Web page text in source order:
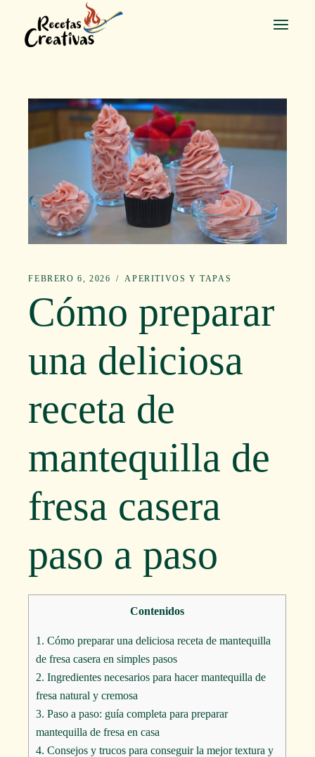
contenido
FEBRERO 6, 2026 APERITIVOS Y TAPAS
Cómo preparar
una deliciosa
receta de
mantequilla de
fresa casera
paso a paso
Contenidos
1. Cómo preparar una deliciosa receta de mantequilla
de fresa casera en simples pasos
2. Ingredientes necesarios para hacer mantequilla de
fresa natural y cremosa
3. Paso a paso: guía completa para preparar
mantequilla de fresa en casa
4. Consejos y trucos para conseguir la mejor textura y